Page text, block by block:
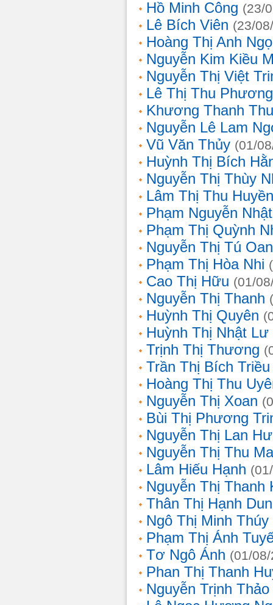
Hồ Minh Công (23/
Lê Bích Viên (23/
Hoàng Thị Anh
Nguyễn Kim Kiều
Nguyễn Thị Việt
Lê Thị Thu Phương
Khương Thanh
Nguyễn Lê Lam
Vũ Văn Thủy (01/
Huỳnh Thị Bích
Nguyễn Thị Thùy
Lâm Thị Thu Huyền
Phạm Nguyễn
Phạm Thị Quỳnh
Nguyễn Thị Tú
Phạm Thị Hòa Nhi
Cao Thị Hữu (01/
Nguyễn Thị Thanh
Huỳnh Thị Quyên
Huỳnh Thị Nhật Lư
Trịnh Thị Thương
Trần Thị Bích Triều
Hoàng Thị Thu
Nguyễn Thị Xoan
Bùi Thị Phương
Nguyễn Thị Lan
Nguyễn Thị Thu
Lâm Hiếu Hạnh
Nguyễn Thị Thanh
Thân Thị Hạnh
Ngô Thị Minh Thúy
Phạm Thị Ánh
Tơ Ngô Ánh (01/
Phan Thị Thanh
Nguyễn Trịnh